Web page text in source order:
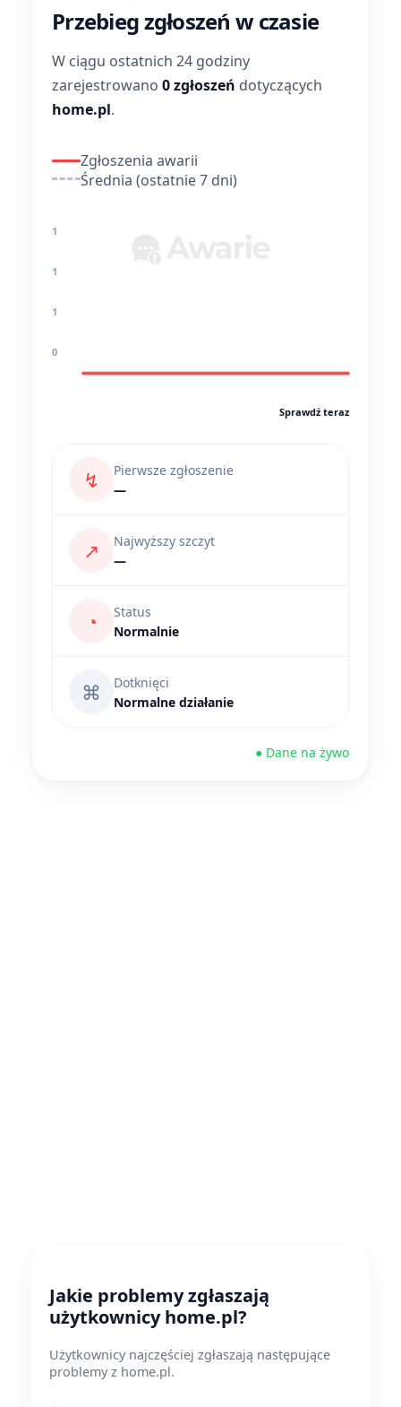
Przebieg zgłoszeń w czasie
W ciągu ostatnich 24 godziny
zarejestrowano 0 zgłoszeń dotyczących
home.pl.
Zgłoszenia awarii
Średnia (ostatnie 7 dni)
1
1
1
0
Sprawdź teraz
↯
Pierwsze zgłoszenie
—
↗
Najwyższy szczyt
—
◔
Status
Normalnie
⌘
Dotknięci
Normalne działanie
● Dane na żywo
Jakie problemy zgłaszają
użytkownicy home.pl?
Użytkownicy najczęściej zgłaszają następujące
problemy z home.pl.